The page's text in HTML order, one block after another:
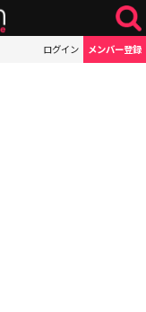
ログイン メンバー登録